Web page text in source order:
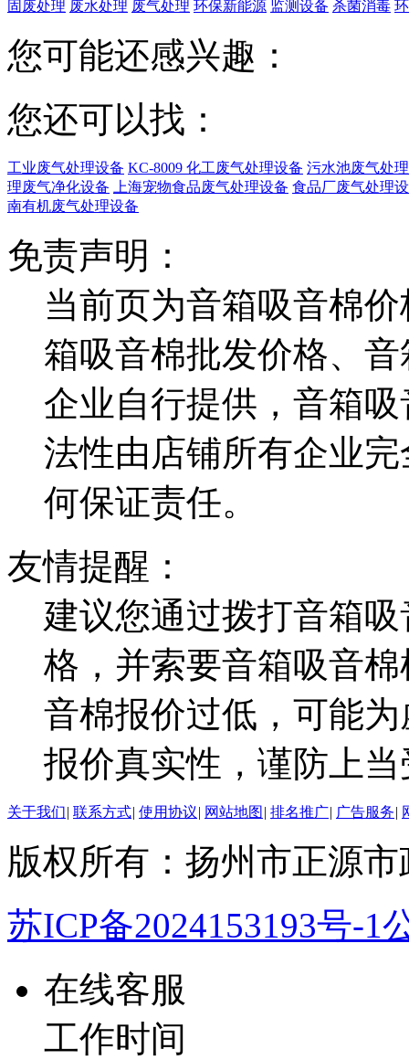
固废处理 废水处理 废气处理 环保新能源 监测设备 杀菌消毒
您可能还感兴趣：
您还可以找：
工业废气处理设备 KC-8009 化工废气处理设备 污水池废气处
理废气净化设备
上海宠物食品废气处理设备 食品厂废气处理
南有机废气处理设备
免责声明：
当前页为音箱吸音棉
箱吸音棉批发价格、
企业自行提供，音箱
法性由店铺所有企业
何保证责任。
友情提醒：
建议您通过拨打音箱
格，并索要音箱吸音
音棉报价过低，可能
报价真实性，谨防上
关于我们| 联系方式| 使用协议| 网站地图 | 排名推广| 广告服务|
版权所有：扬州市正源
苏ICP备2024153193号-1
在线客服
工作时间